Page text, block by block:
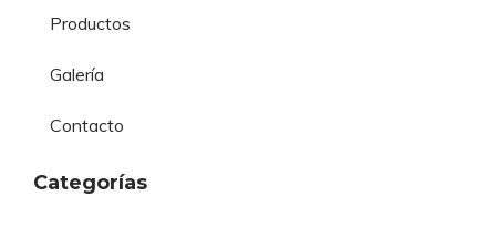
Productos
Galería
Contacto
Categorías